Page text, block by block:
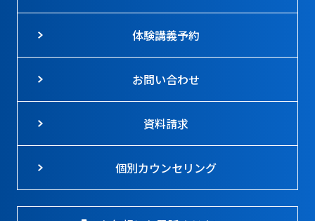
体験講義予約
お問い合わせ
資料請求
個別カウンセリング